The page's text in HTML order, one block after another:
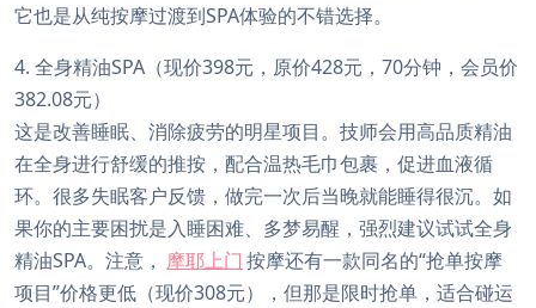
它也是从纯按摩过渡到SPA体验的不错选择。
4. 全身精油SPA（现价398元，原价428元，70分钟，会员价
382.08元）
这是改善睡眠、消除疲劳的明星项目。技师会用高品质精油
在全身进行舒缓的推按，配合温热毛巾包裹，促进血液循
环。很多失眠客户反馈，做完一次后当晚就能睡得很沉。如
果你的主要困扰是入睡困难、多梦易醒，强烈建议试试全身
精油SPA。注意， 摩耶上门 按摩还有一款同名的“抢单按摩
项目”价格更低（现价308元），但那是限时抢单，适合碰运